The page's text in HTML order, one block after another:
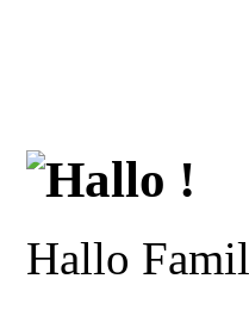
Hallo !
Hallo